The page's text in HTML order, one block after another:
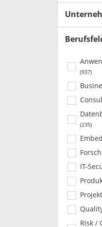
(937)
(235)
IT-
Risk /